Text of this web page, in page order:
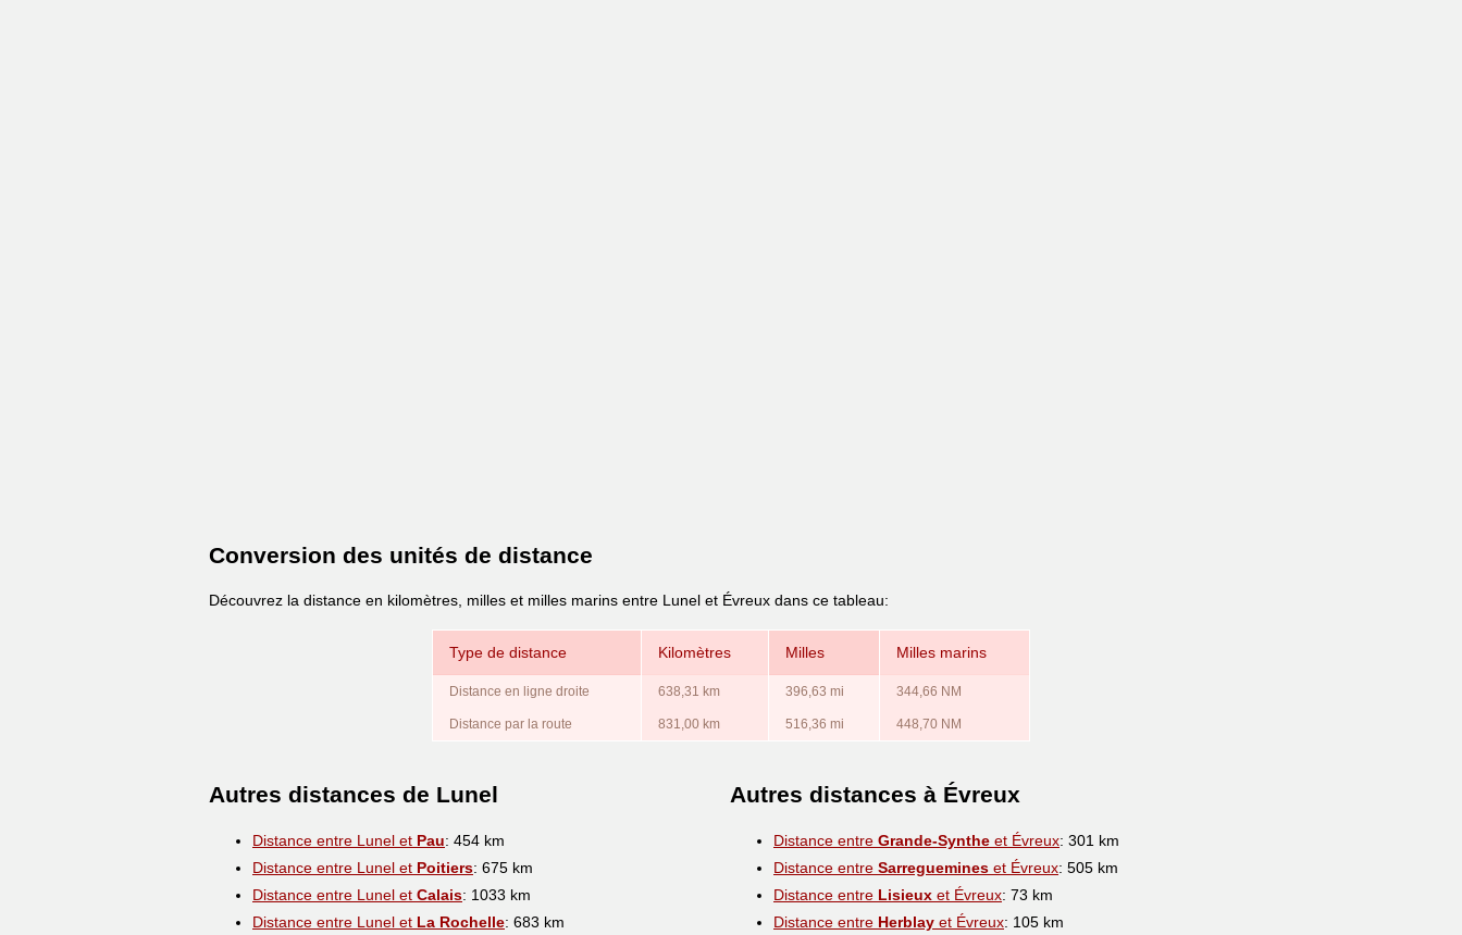
Conversion des unités de distance
Découvrez la distance en kilomètres, milles et milles marins entre Lunel et Évreux dans ce tableau:
Type de distance Kilomètres Milles Milles marins
Distance en ligne droite 638,31 km 396,63 mi 344,66 NM
Distance par la route 831,00 km 516,36 mi 448,70 NM
Autres distances de Lunel
Distance entre Lunel et Pau: 454 km
Distance entre Lunel et Poitiers: 675 km
Distance entre Lunel et Calais: 1033 km
Distance entre Lunel et La Rochelle: 683 km
Autres distances à Évreux
Distance entre Grande-Synthe et Évreux: 301 km
Distance entre Sarreguemines et Évreux: 505 km
Distance entre Lisieux et Évreux: 73 km
Distance entre Herblay et Évreux: 105 km